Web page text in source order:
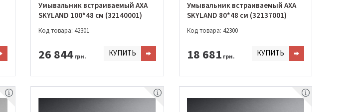
Умывальник встраиваемый AXA
SKYLAND 100*48 см (32140001)
Код товара: 42301
26 844 грн. КУПИТЬ
Умывальник встраиваемый AXA
SKYLAND 80*48 см (32137001)
Код товара: 42300
18 681 грн. КУПИТЬ